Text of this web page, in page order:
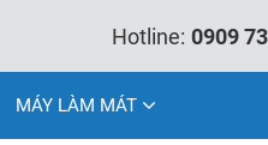
Hotline: 0909
MÁY LÀM MÁT